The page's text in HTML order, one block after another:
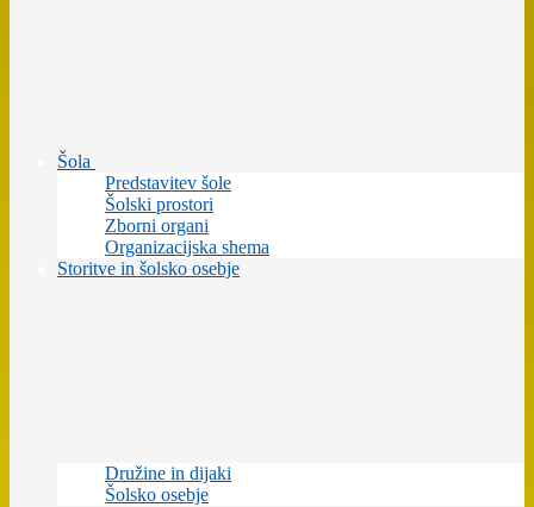
Šola
Predstavitev šole
Šolski prostori
Zborni organi
Organizacijska shema
Storitve in šolsko osebje
Družine in dijaki
Šolsko osebje